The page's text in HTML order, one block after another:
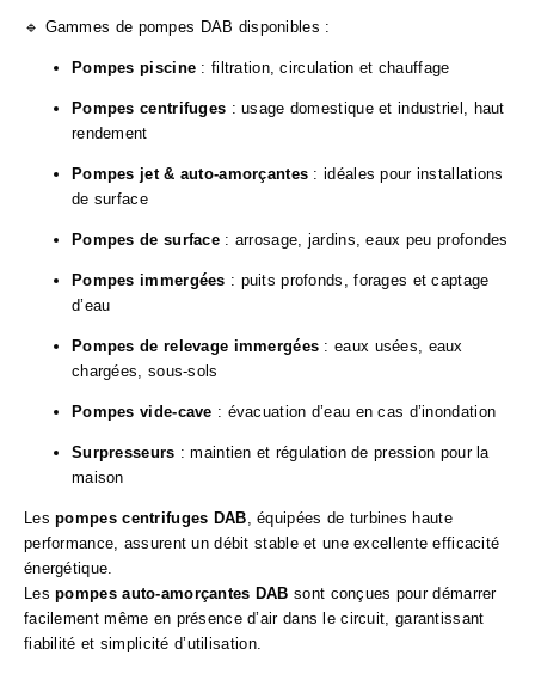
🔹 Gammes de pompes DAB disponibles :
Pompes piscine : filtration, circulation et chauffage
Pompes centrifuges : usage domestique et industriel, haut
rendement
Pompes jet & auto-amorçantes : idéales pour installations
de surface
Pompes de surface: arrosage, jardins, eaux peu profondes
Pompes immergées : puits profonds, forages et captage
d’eau
Pompes de relevage immergées : eaux usées, eaux
chargées, sous-sols
Pompes vide-cave : évacuation d’eau en cas d’inondation
Surpresseurs : maintien et régulation de pression pour la
maison
Lespompes centrifuges DAB, équipées de turbines haute
performance, assurent un débit stable et une excellente efficacité
énergétique.
Lespompes auto-amorçantes DAB sont conçues pour démarrer
facilement même en présence d’air dans le circuit, garantissant
fiabilité et simplicité d’utilisation.